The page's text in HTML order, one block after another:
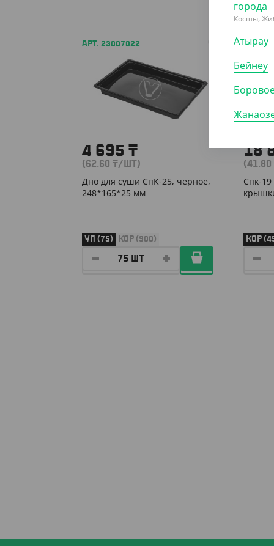
АРТ. 23007022
4 695 ₸
(62.60 ₸/ШТ)
Дно для суши СпК-25, черное,
248*165*25 мм
УП (75) КОР (900)
АРТ.
18
(41.80
Спк-
КОР
города
Косшы,
Атырау
Бейнеу